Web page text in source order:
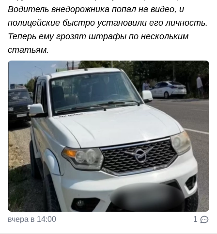
Водитель внедорожника попал на видео, и
полицейские быстро установили его личность.
Теперь ему грозят штрафы по нескольким
статьям.
вчера в 14:00 1